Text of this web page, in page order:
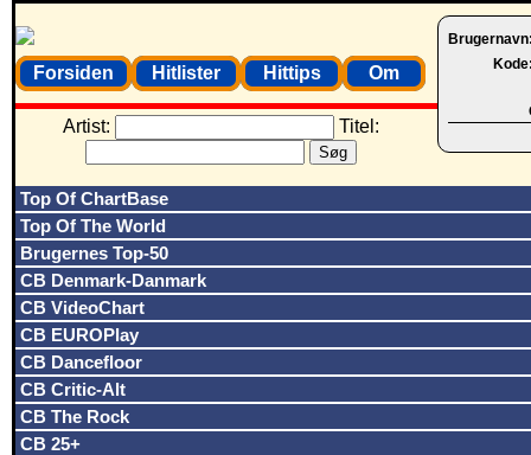
Forsiden Hitlister Hittips Om
Artist: Titel:
Top Of ChartBase
Top Of The World
Brugernes Top-50
CB Denmark-Danmark
CB VideoChart
CB EUROPlay
CB Dancefloor
CB Critic-Alt
CB The Rock
CB 25+